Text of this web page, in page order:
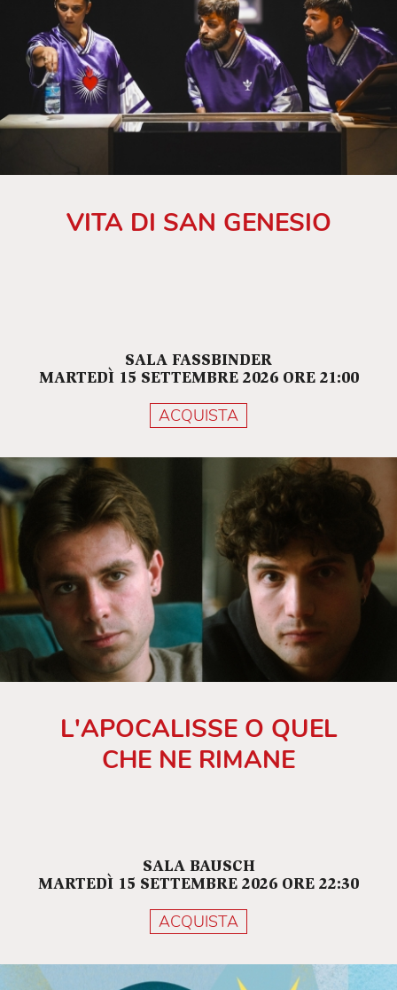
VITA DI SAN GENESIO
SALA FASSBINDER
MARTEDÌ 15 SETTEMBRE 2026 ORE 21:00
ACQUISTA
L'APOCALISSE O QUEL
CHE NE RIMANE
SALA BAUSCH
MARTEDÌ 15 SETTEMBRE 2026 ORE 22:30
ACQUISTA